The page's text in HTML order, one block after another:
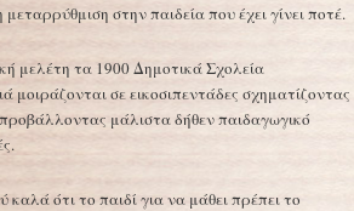
στην παιδεία που έχει γίνει ποτέ.
μελέτη τα 1900 Δημοτικά Σχολεία
μοιράζονται σε εικοσιπεντάδες σχηματίζοντας
μάλιστα δήθεν παιδαγωγικό
καλά ότι το παιδί για να μάθει πρέπει το